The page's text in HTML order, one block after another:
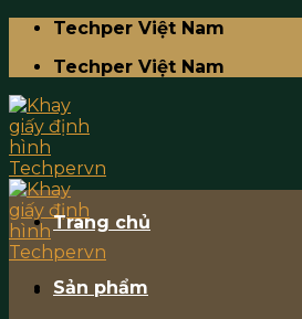
Skip
content
Techper Việt Nam
Techper Việt Nam
Trang chủ
Sản phẩm